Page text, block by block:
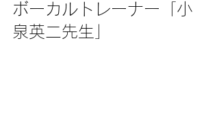
ボーカルトレーナー「小
泉英二先生」